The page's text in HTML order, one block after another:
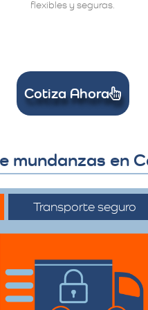
flexibles y seguras.
Cotiza Ahora
mundanzas en
Transporte seguro
tecnología avanzada
para asegurar que
cada artículo llegue en